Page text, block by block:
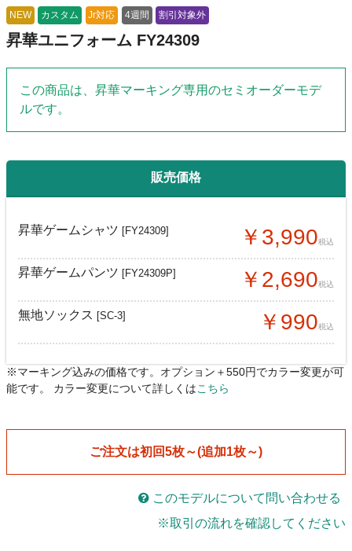
NEW カスタム Jr対応 4週間 割引対象外
昇華ユニフォーム FY24309
この商品は、昇華マーキング専用のセミオーダーモデ
ルです。
販売価格
昇華ゲームシャツ [FY24309] ￥3,990税込
昇華ゲームパンツ [FY24309P] ￥2,690税込
無地ソックス [SC-3] ￥990税込
※マーキング込みの価格です。オプション＋550円でカラー変更が可
能です。 カラー変更について詳しくはこちら
ご注文は初回5枚～(追加1枚～)
このモデルについて問い合わせる
※取引の流れを確認してください